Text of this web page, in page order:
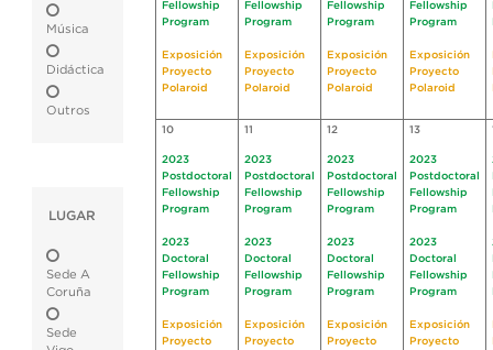
Música
Didáctica
Outros
LUGAR
Sede A
Coruña
Sede
Fellowship
Program
Exposición
Proyecto
Polaroid
Fellowship
Program
Exposición
Proyecto
Polaroid
Fellowship
Program
Exposición
Proyecto
Polaroid
Fellowship
Program
Exposición
Proyecto
Polaroid
10
2023
Postdoctoral
Fellowship
Program
2023
Doctoral
Fellowship
Program
Exposición
Proyecto
11
2023
Postdoctoral
Fellowship
Program
2023
Doctoral
Fellowship
Program
Exposición
Proyecto
12
2023
Postdoctoral
Fellowship
Program
2023
Doctoral
Fellowship
Program
Exposición
Proyecto
13
2023
Postdoctoral
Fellowship
Program
2023
Doctoral
Fellowship
Program
Exposición
Proyecto